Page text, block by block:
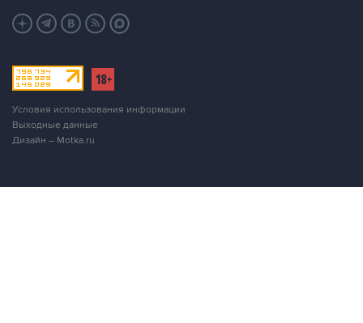
Условия использования информации
Выходные данные
Дизайн – Motka.ru